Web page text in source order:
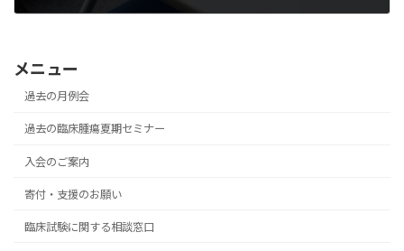
メニュー
過去の月例会
過去の臨床腫瘍夏期セミナー
入会のご案内
寄付・支援のお願い
臨床試験に関する相談窓口